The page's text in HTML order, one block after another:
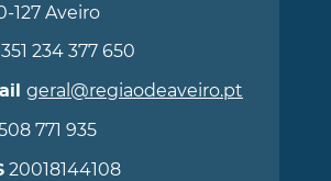
127 Aveiro
234 377 650
geral@regiaodeaveiro.pt
771 935
20018144108